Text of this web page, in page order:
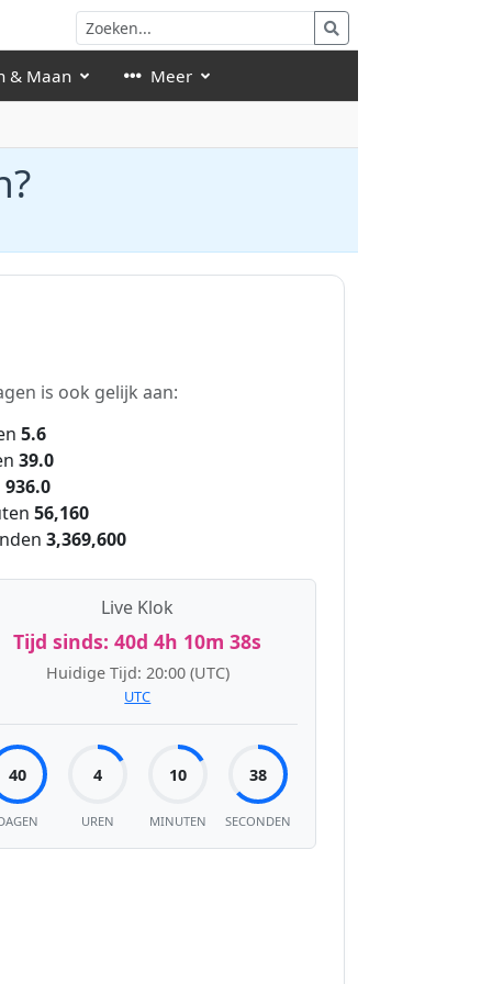
& Maan Meer
is ook gelijk aan:
5.6
39.0
936.0
56,160
3,369,600
Live Klok
Tijd sinds: 40d 4h 10m 39s
Huidige Tijd: 20:00 (UTC)
UTC
40 4
UREN
10
MINUTEN
39
SECONDEN